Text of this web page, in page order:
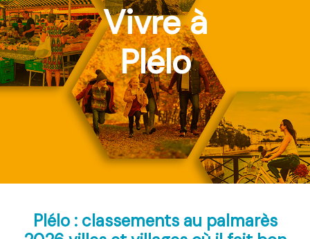
Vivre à
Plélo
Plélo : classements au palmarès